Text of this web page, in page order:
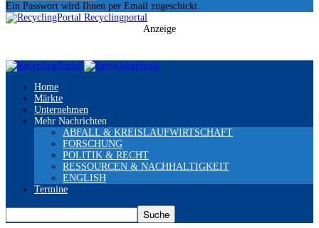
Ein Passwort wird Ihnen per Email zugeschickt.
Recyclingportal
Anzeige
Home
Märkte
Unternehmen
Mehr Nachrichten
ABFALL & KREISLAUFWIRTSCHAFT
FORSCHUNG
POLITIK & RECHT
RESSOURCEN & NACHHALTIGKEIT
ENGLISH
Termine